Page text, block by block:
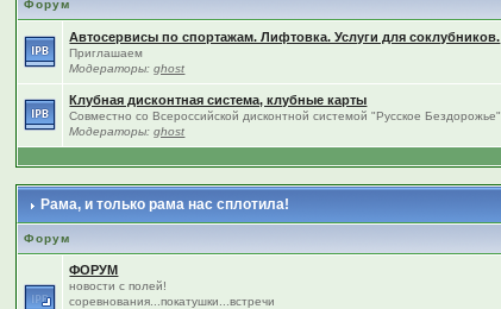
Форум
Автосервисы по спортажам. Лифтовка. Услуги для соклубников.
Приглашаем
Модераторы:ghost
Клубная дисконтная система, клубные карты
Совместно со Всероссийской дисконтной системой "Русское Бездорожье"
Модераторы:ghost
Рама, и только рама нас сплотила!
Форум
ФОРУМ
новости с полей!
соревнования...покатушки...встречи